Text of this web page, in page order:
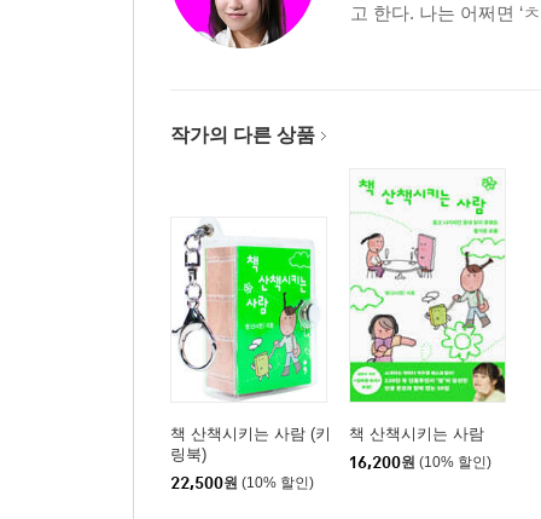
고 한다. 나는 어쩌면 ‘
작가의 다른 상품
책 산책시키는 사람 (키
링북)
22,500원 (10% 할인)
책 산책시키는 사람
16,200원 (10% 할인)